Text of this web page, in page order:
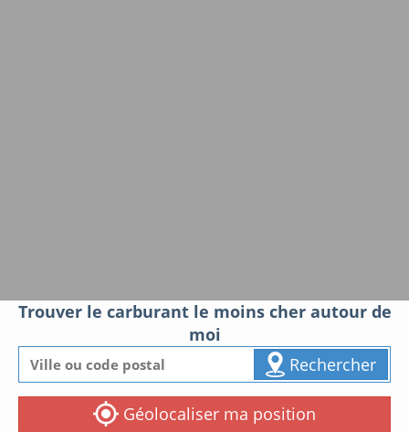
Trouver le carburant le moins cher autour de
moi
Rechercher
Géolocaliser ma position